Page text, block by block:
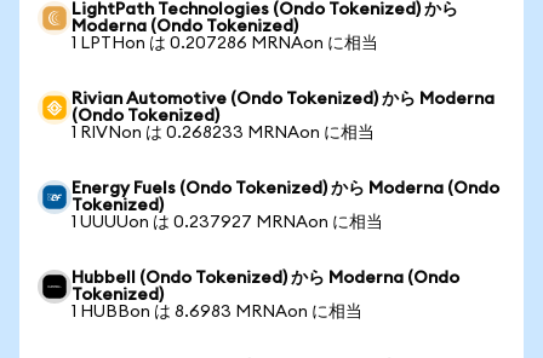
LightPath Technologies (Ondo Tokenized) から
Moderna (Ondo Tokenized)
1 LPTHon は 0.207286 MRNAon に相当
Rivian Automotive (Ondo Tokenized) から Moderna
(Ondo Tokenized)
1 RIVNon は 0.268233 MRNAon に相当
Energy Fuels (Ondo Tokenized) から Moderna (Ondo
Tokenized)
1 UUUUon は 0.237927 MRNAon に相当
Hubbell (Ondo Tokenized) から Moderna (Ondo
Tokenized)
1 HUBBon は 8.6983 MRNAon に相当